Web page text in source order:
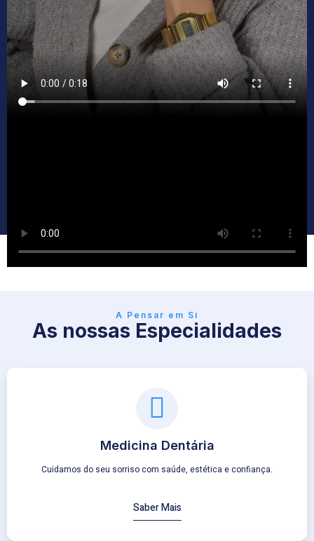
A Pensar em Si
As nossas Especialidades
Medicina Dentária
Cuidamos do seu sorriso com saúde, estética e confiança.
Saber Mais